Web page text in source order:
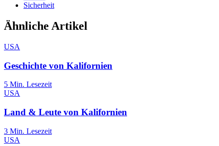
Sicherheit
Ähnliche Artikel
USA
Geschichte von Kalifornien
5 Min. Lesezeit
USA
Land & Leute von Kalifornien
3 Min. Lesezeit
USA